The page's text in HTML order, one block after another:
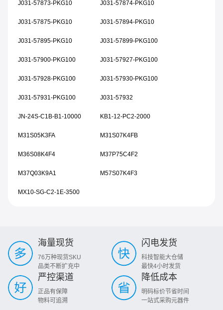
J031-57873-PKG10 J031-57874-PKG10
J031-57875-PKG10 J031-57894-PKG10
J031-57895-PKG10 J031-57899-PKG100
J031-57900-PKG100 J031-57927-PKG100
J031-57928-PKG100 J031-57930-PKG100
J031-57931-PKG100 J031-57932
JN-24S-C1B-B1-10000 KB1-12-PC2-2000
M31S05K3FA M31S07K4FB
M36S08K4F4 M37P75C4F2
M37Q03K9A1 M57S07K4F3
MX10-SG-C2-1E-3500
海量现货
76万种现货SKU
品类不断扩充中
闪电发货
科技智能大仓储
最快4小时发货
严控渠道
正品有保障
物料可追溯
降低成本
明码标价节省时间
一站式采购元器件